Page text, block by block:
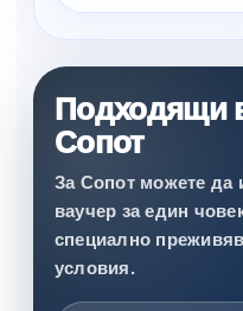
Подходящи
Сопот
За Сопот можете да
ваучер за един
специално
условия.